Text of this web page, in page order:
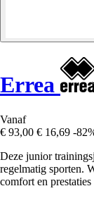
Errea
Vanaf
€ 93,00 € 16,69 -
Deze junior
regelmatig sporten.
comfort en